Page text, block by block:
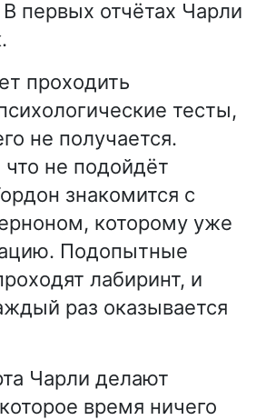
первых отчётах Чарли
проходить
тесты,
не получается.
что не подойдёт
знакомится с
которому уже
Подопытные
лабиринт, и
раз оказывается
Чарли делают
время ничего